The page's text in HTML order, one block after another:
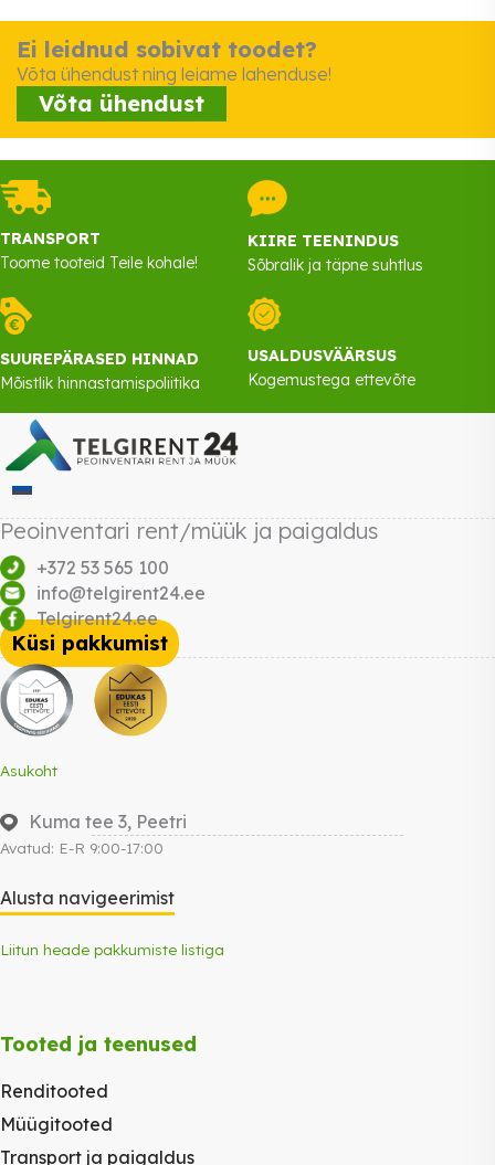
Ei leidnud sobivat toodet?
Võta ühendust ning leiame lahenduse!
Võta ühendust
TRANSPORT
Toome tooteid Teile kohale!
KIIRE TEENINDUS
Sõbralik ja täpne suhtlus
SUUREPÄRASED HINNAD
Mõistlik hinnastamispoliitika
USALDUSVÄÄRSUS
Kogemustega ettevõte
Peoinventari rent/müük ja paigaldus
+372 53 565 100
info@telgirent24.ee
Telgirent24.ee
Küsi pakkumist
Asukoht
Kuma tee 3, Peetri
Avatud: E-R 9:00-17:00
Alusta navigeerimist
Liitun heade pakkumiste listiga
Tooted ja teenused
Renditooted
Müügitooted
Transport ja paigaldus